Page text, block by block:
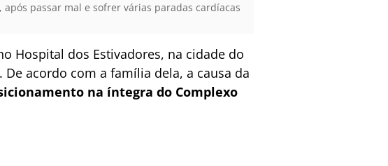
passar mal e sofrer várias paradas cardíacas
Hospital dos Estivadores, na cidade do
acordo com a família dela, a causa da
na íntegra do Complexo